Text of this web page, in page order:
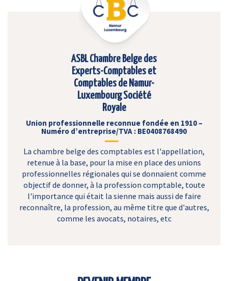
ASBL Chambre Belge des
Experts-Comptables et
Comptables de Namur-
Luxembourg Société
Royale
Union professionnelle reconnue fondée en 1910 –
Numéro d’entreprise/TVA : BE0408768490
La chambre belge des comptables est l'appellation,
retenue à la base, pour la mise en place des unions
professionnelles régionales qui se donnaient comme
objectif de donner, à la profession comptable, toute
l'importance qui était la sienne mais aussi de faire
reconnaître, la profession, au même titre que d'autres,
comme les avocats, notaires, etc